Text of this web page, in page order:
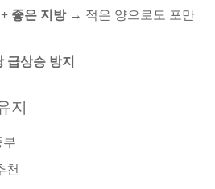
좋은 지방→ 적은 양으로도 포만
급상승 방지
지
부
천